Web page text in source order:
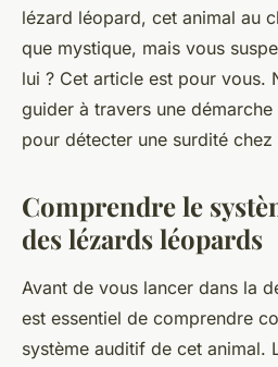
lézard léopard, cet animal au
que mystique, mais vous
lui ? Cet article est pour vous.
guider à travers une
pour détecter une surdité
Comprendre le
des lézards léopards
Avant de vous lancer dans la
est essentiel de comprendre
système auditif de cet animal.